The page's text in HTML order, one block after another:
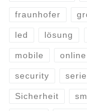
fraunhofer
led lösung
mobile online
security serie
Sicherheit